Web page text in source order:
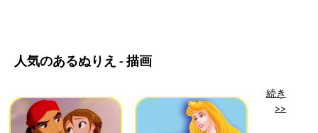
人気のあるぬりえ - 描画
続き
>>